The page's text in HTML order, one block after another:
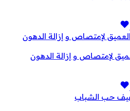
لإمتصاص و إزالة الدهون